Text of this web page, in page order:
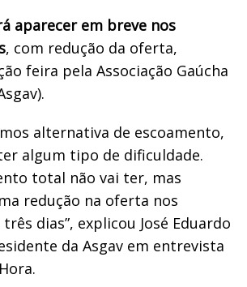
aparecer em breve nos
, com redução da oferta,
feira pela Associação Gaúcha
alternativa de escoamento,
algum tipo de dificuldade.
total não vai ter, mas
redução na oferta nos
dias”, explicou José Eduardo
da Asgav em entrevista